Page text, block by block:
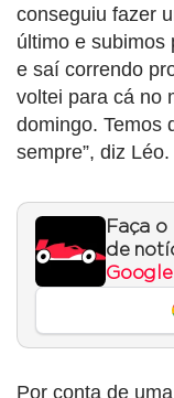
conseguiu fazer
último e subimos
e saí correndo
voltei para cá no
domingo. Temos
sempre”, diz Léo.
Faça o
de
Por conta de